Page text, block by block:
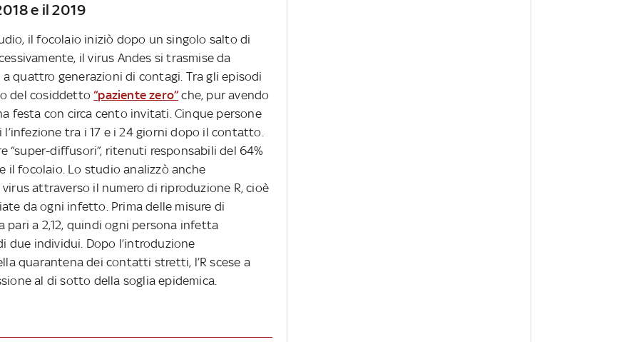
e il 2019
il focolaio iniziò dopo un singolo salto di
il virus Andes si trasmise da
quattro generazioni di contagi. Tra gli episodi
del cosiddetto“paziente zero” che, pur avendo
festa con circa cento invitati. Cinque persone
tra i 17 e i 24 giorni dopo il contatto.
diffusori”, ritenuti responsabili del 64%
il focolaio. Lo studio analizzò anche
attraverso il numero di riproduzione R, cioè
da ogni infetto. Prima delle misure di
pari a 2,12, quindi ogni persona infetta
due individui. Dopo l’introduzione
quarantena dei contatti stretti, l’R scese a
al di sotto della soglia epidemica.